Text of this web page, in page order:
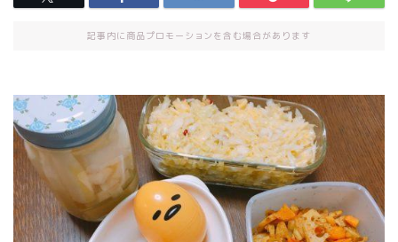
記事内に商品プロモーションを含む場合があります